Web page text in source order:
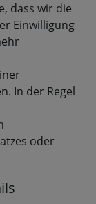
dass wir die
Einwilligung
In der Regel
oder